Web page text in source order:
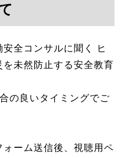
全コンサルに聞く ヒ
を未然防止する安全教育
の良いタイミングでご
ーム送信後、視聴用ペ